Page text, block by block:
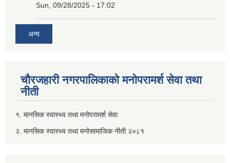
Sun, 09/28/2025 - 17:02
अन्य
चौरजहारी नगरपालिकाको मनोपरामर्श सेवा तथा
नीती
१. मानसिक स्वास्थ्य तथा मनोपरामर्श सेवा
२. मानसिक स्वास्थ्य तथा मनोसामाजिक नीती २०८१